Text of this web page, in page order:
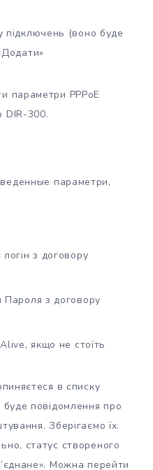
підключень (воно буде
параметри PPPoE
DIR-300.
параметри,
з договору
Пароля з договору
якщо не стоїть
в списку
повідомлення про
Зберігаємо їх.
статус створеного
Можна перейти